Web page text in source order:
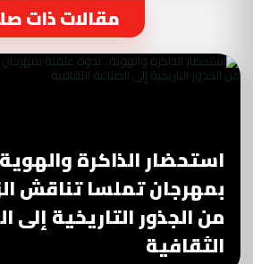
مقالات ذات
استحضار الذاكرة
بمهرجان تملسا تناقش
من الجذور التاريخية إلى
الثقافية